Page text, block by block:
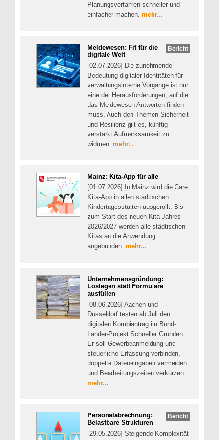
Planungsverfahren schneller und
einfacher machen. mehr...
Bericht
Meldewesen: Fit für die
digitale Welt
[02.07.2026] Die zunehmende
Bedeutung digitaler Identitäten für
verwaltungsinterne Vorgänge ist nur
eine der Herausforderungen, auf die
das Meldewesen Antworten finden
muss. Auch den Themen Sicherheit
und Resilienz gilt es, künftig
verstärkt Aufmerksamkeit zu
widmen. mehr...
Mainz: Kita-App für alle
[01.07.2026] In Mainz wird die Care
Kita-App in allen städtischen
Kindertagesstätten ausgerollt. Bis
zum Start des neuen Kita-Jahres
2026/2027 werden alle städtischen
Kitas an die Anwendung
angebunden. mehr...
Unternehmensgründung:
Loslegen statt Formulare
ausfüllen
[08.06.2026] Aachen und
Düsseldorf testen ab Juli den
digitalen Kombiantrag im Bund-
Länder-Projekt Schneller Gründen.
Er soll Gewerbeanmeldung und
steuerliche Erfassung verbinden,
doppelte Dateneingaben vermeiden
und Bearbeitungszeiten verkürzen.
mehr...
Bericht
Personalabrechnung:
Belastbare Strukturen
[29.05.2026] Steigende Komplexität